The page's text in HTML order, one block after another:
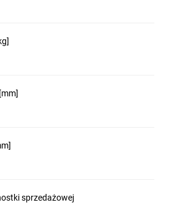
sprzedażowej